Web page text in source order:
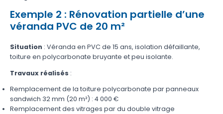
Exemple 2 : Rénovation partielle d’une
véranda PVC de 20 m²
Situation : Véranda en PVC de 15 ans, isolation défaillante,
toiture en polycarbonate bruyante et peu isolante.
Travaux réalisés :
Remplacement de la toiture polycarbonate par panneaux
sandwich 32 mm (20 m²) : 4 000 €
Remplacement des vitrages par du double vitrage